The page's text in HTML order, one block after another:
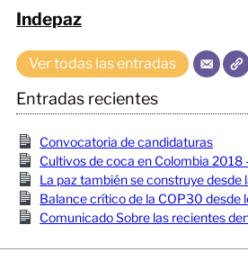
Indepaz
Ver todas las entradas
Entradas recientes
Convocatoria de candidaturas
Cultivos de coca en Colombia 2018
La paz también se construye
Balance crítico de la COP30 desde
Comunicado Sobre las recientes